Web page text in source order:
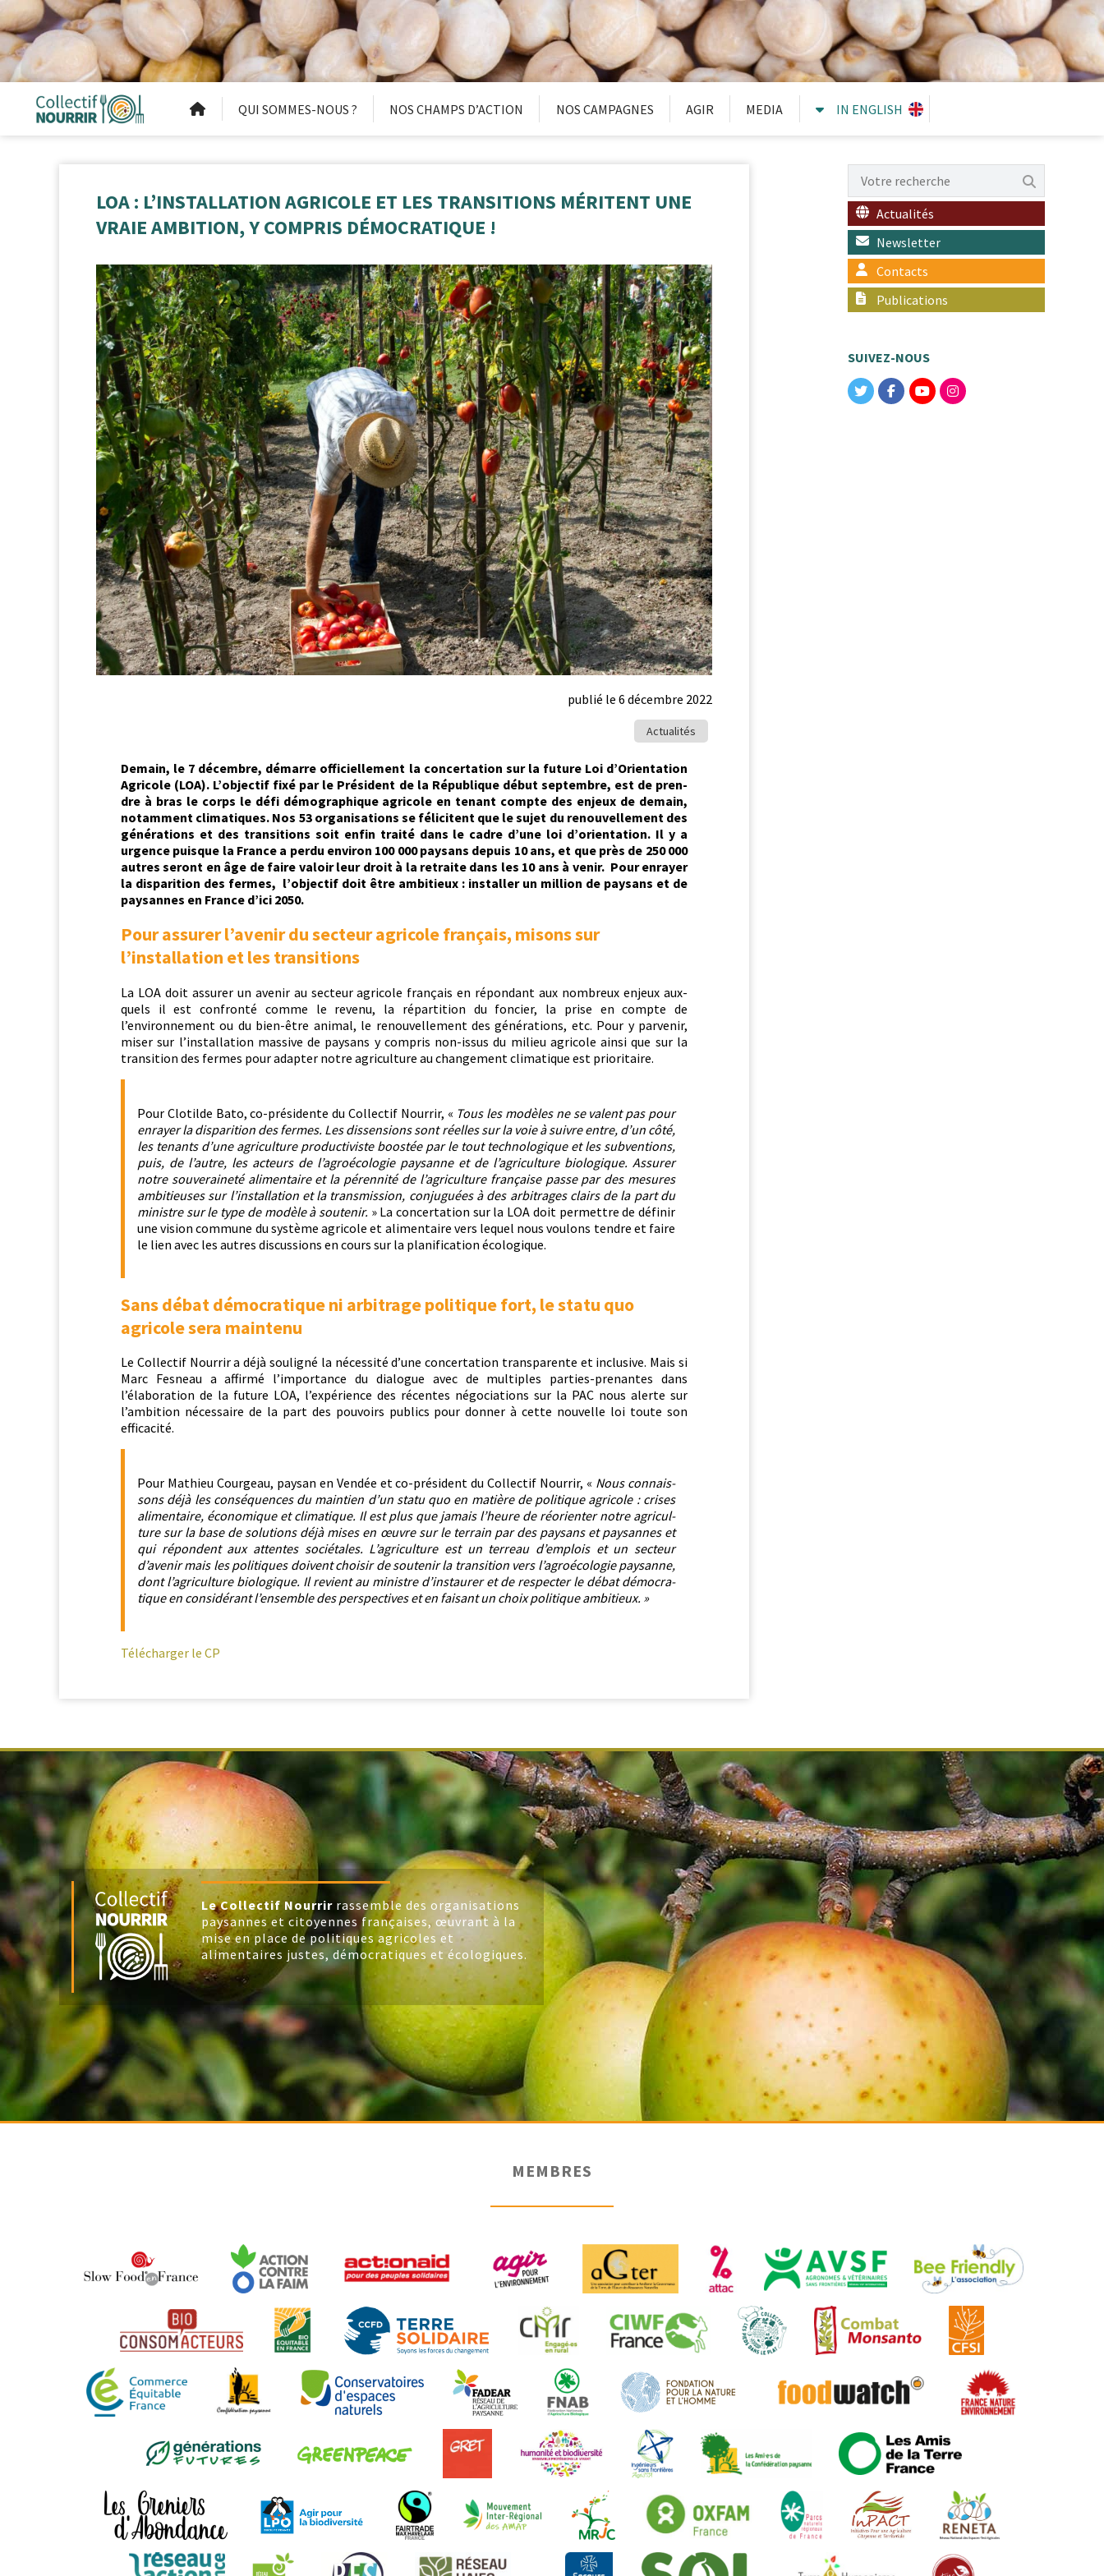
QUI SOMMES-NOUS ? NOS CHAMPS D’ACTION NOS CAMPAGNES AGIR MEDIA IN ENGLISH
LOA : L’INSTALLATION AGRICOLE ET LES TRANSITIONS MÉRITENT UNE
VRAIE AMBITION, Y COMPRIS DÉMOCRATIQUE !
publié le 6 décembre 2022
Actualités
Demain, le 7 décem­bre, démarre offi­cielle­ment la con­cer­ta­tion sur la future Loi d’Orientation
Agri­cole (LOA). L’ob­jec­tif fixé par le Prési­dent de la République début sep­tem­bre, est de pren­
dre à bras le corps le défi démo­graphique agri­cole en ten­ant compte des enjeux de demain,
notam­ment cli­ma­tiques. Nos 53 organ­i­sa­tions se félici­tent que le sujet du renou­velle­ment des
généra­tions et des tran­si­tions soit enfin traité dans le cadre d’une loi d’ori­en­ta­tion. Il y a
urgence puisque la France a per­du env­i­ron 100 000 paysans depuis 10 ans, et que près de 250 000
autres seront en âge de faire val­oir leur droit à la retraite dans les 10 ans à venir. Pour enray­er
la dis­pari­tion des fer­mes, l’objectif doit être ambitieux : installer un mil­lion de paysans et de
paysannes en France d’ici 2050.
Pour assurer l’avenir du secteur agricole français, misons sur
l’installation et les transitions
La LOA doit assur­er un avenir au secteur agri­cole français en répon­dant aux nom­breux enjeux aux­
quels il est con­fron­té comme le revenu, la répar­ti­tion du fonci­er, la prise en compte de
l’environnement ou du bien-être ani­mal, le renou­velle­ment des généra­tions, etc. Pour y par­venir,
miser sur l’installation mas­sive de paysans y com­pris non-issus du milieu agri­cole ain­si que sur la
tran­si­tion des fer­mes pour adapter notre agri­cul­ture au change­ment cli­ma­tique est prioritaire.
Pour Clotilde Bato, co-prési­dente du Col­lec­tif Nour­rir, « Tous les mod­èles ne se valent pas pour
enray­er la dis­pari­tion des fer­mes. Les dis­sen­sions sont réelles sur la voie à suiv­re entre, d’un côté,
les ten­ants d’une agri­cul­ture pro­duc­tiviste boost­ée par le tout tech­nologique et les sub­ven­tions,
puis, de l’autre, les acteurs de l’agroécologie paysanne et de l’agriculture biologique. Assur­er
notre sou­veraineté ali­men­taire et la péren­nité de l’a­gri­cul­ture française passe par des mesures
ambitieuses sur l’installation et la trans­mis­sion, con­juguées à des arbi­trages clairs de la part du
min­istre sur le type de mod­èle à soutenir. » La con­cer­ta­tion sur la LOA doit per­me­t­tre de définir
une vision com­mune du sys­tème agri­cole et ali­men­taire vers lequel nous voulons ten­dre et faire
le lien avec les autres dis­cus­sions en cours sur la plan­i­fi­ca­tion écologique.
Sans débat démocratique ni arbitrage politique fort, le statu quo
agricole sera maintenu
Le Col­lec­tif Nour­rir a déjà souligné la néces­sité d’une con­cer­ta­tion trans­par­ente et inclu­sive. Mais si
Marc Fes­neau a affir­mé l’im­por­tance du dia­logue avec de mul­ti­ples par­ties-prenantes dans
l’élaboration de la future LOA, l’expérience des récentes négo­ci­a­tions sur la PAC nous alerte sur
l’ambition néces­saire de la part des pou­voirs publics pour don­ner à cette nou­velle loi toute son
efficacité.
Pour Math­ieu Courgeau, paysan en Vendée et co-prési­dent du Col­lec­tif Nour­rir, « Nous con­nais­
sons déjà les con­séquences du main­tien d’un statu quo en matière de poli­tique agri­cole : crises
ali­men­taire, économique et cli­ma­tique. Il est plus que jamais l’heure de réori­en­ter notre agri­cul­
ture sur la base de solu­tions déjà mis­es en œuvre sur le ter­rain par des paysans et paysannes et
qui répon­dent aux attentes socié­tales. L’agriculture est un ter­reau d’emplois et un secteur
d’avenir mais les poli­tiques doivent choisir de soutenir la tran­si­tion vers l’agroécologie paysanne,
dont l’agriculture biologique. Il revient au min­istre d’instaurer et de respecter le débat démoc­ra­
tique en con­sid­érant l’ensemble des per­spec­tives et en faisant un choix poli­tique ambitieux. »
Télécharg­er le CP
Actualités
Newsletter
Contacts
Publications
SUIVEZ-NOUS
Le Collectif Nourrirrassemble des organisations
paysannes et citoyennes françaises, œuvrant à la
mise en place de politiques agricoles et
alimentaires justes, démocratiques et écologiques.
MEMBRES